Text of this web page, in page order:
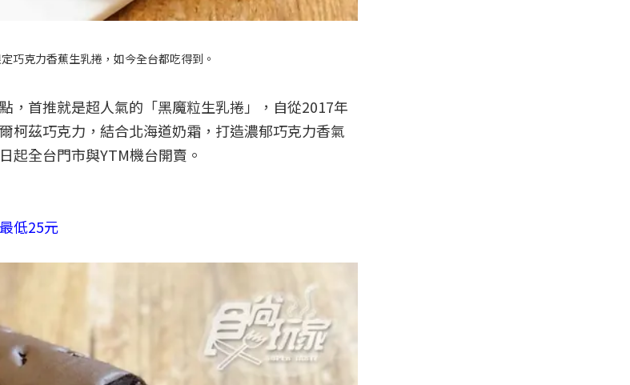
巧克力香蕉生乳捲，如今全台都吃得到。
，首推就是超人氣的「黑魔粒生乳捲」，自從2017年
柯茲巧克力，結合北海道奶霜，打造濃郁巧克力香氣
起全台門市與YTM機台開賣。
低25元